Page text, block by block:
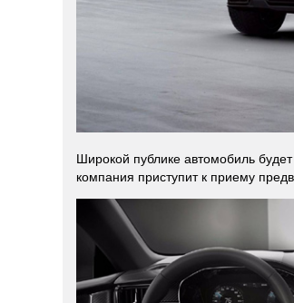
Широкой публике автомобиль
компания приступит к приему